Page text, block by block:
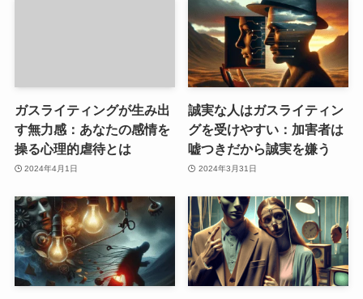
ガスライティングが生み出
す無力感：あなたの感情を
操る心理的虐待とは
2024年4月1日
誠実な人はガスライティン
グを受けやすい：加害者は
嘘つきだから誠実を嫌う
2024年3月31日